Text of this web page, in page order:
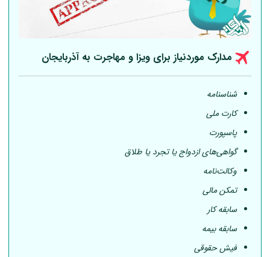
مدارک موردنیاز برای ویزا و مهاجرت به آذربایجان
شناسنامه
کارت ملی
پاسپورت
گواهی‌های ازدواج یا تجرد یا طلاق
وکالت‌نامه
تمکن مالی
سابقه کار
سابقه بیمه
فیش حقوقی